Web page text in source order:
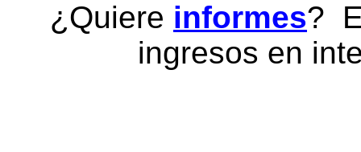
¿Quiere informes?
ingresos en